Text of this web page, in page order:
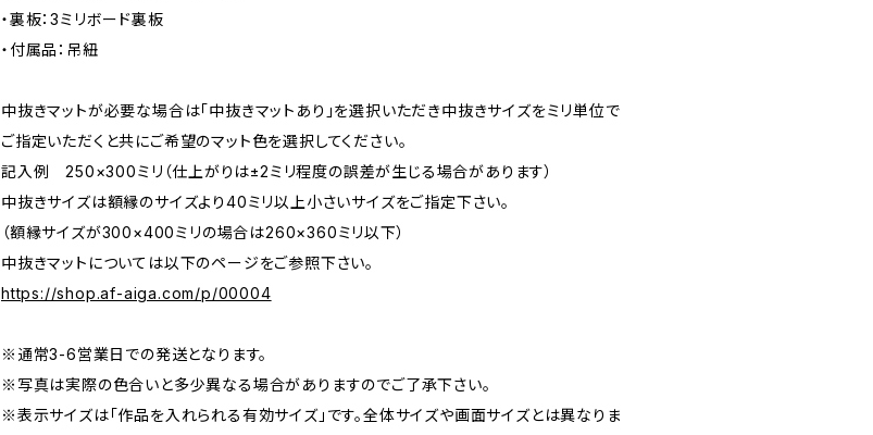
・裏板：3ミリボード裏板
・付属品：吊紐
中抜きマットが必要な場合は「中抜きマットあり」を選択いただき中抜きサイズをミリ単位で
ご指定いただくと共にご希望のマット色を選択してください。
記入例 250×300ミリ（仕上がりは±2ミリ程度の誤差が生じる場合があります）
中抜きサイズは額縁のサイズより40ミリ以上小さいサイズをご指定下さい。
（額縁サイズが300×400ミリの場合は260×360ミリ以下）
中抜きマットについては以下のページをご参照下さい。
https://shop.af-aiga.com/p/00004
※通常3-6営業日での発送となります。
※写真は実際の色合いと多少異なる場合がありますのでご了承下さい。
※表示サイズは「作品を入れられる有効サイズ」です。全体サイズや画面サイズとは異なりま